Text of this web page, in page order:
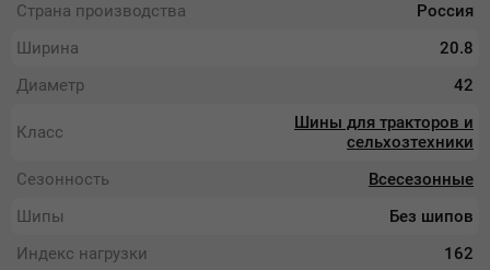
Страна производства
Россия
Ширина
20.8
Диаметр
42
Класс
Шины для тракторов и
сельхозтехники
Сезонность
Всесезонные
Шипы
Без шипов
Индекс нагрузки
162